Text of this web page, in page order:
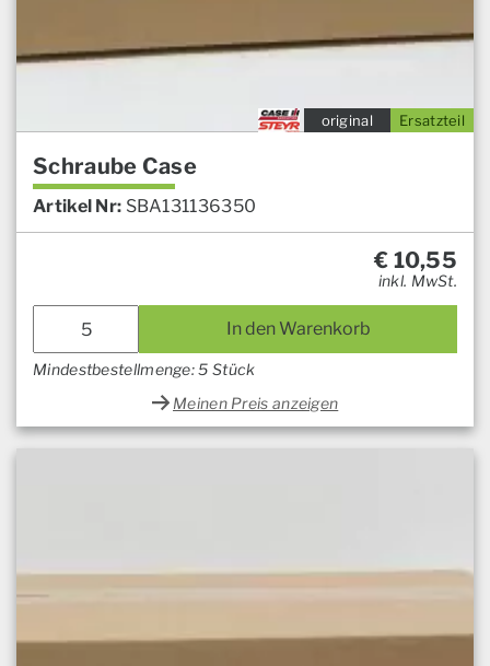
Ersatzteil
original
Schraube Case
Artikel Nr: SBA131136350
€ 10,55
inkl. MwSt.
In den Warenkorb
Mindestbestellmenge: 5 Stück
Meinen Preis anzeigen